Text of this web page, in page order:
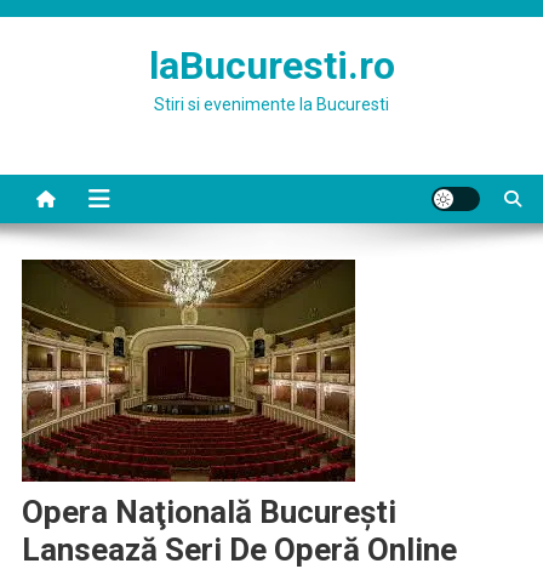
laBucuresti.ro
Stiri si evenimente la Bucuresti
Opera Naţională Bucureşti
Lansează Seri De Operă Online